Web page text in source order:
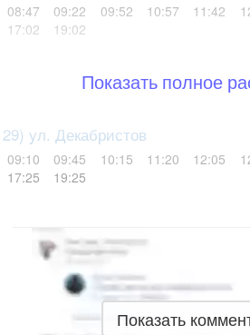
08:47 09:22 09:52 10:57 11:42
17:02
19:02
Показать полное
29) ул. Декабристов
09:10 09:45 10:15 11:20 12:05
17:25
19:25
Показать